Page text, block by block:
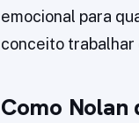
emocional para
conceito
Como Nolan